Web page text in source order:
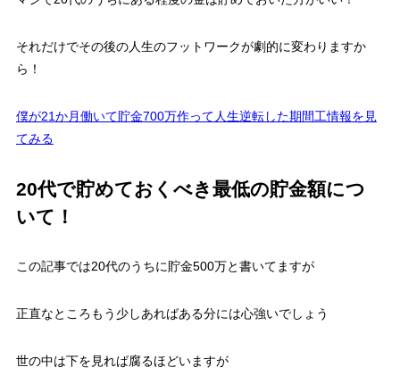
それだけでその後の人生のフットワークが劇的に変わりますか
ら！
僕が21か月働いて貯金700万作って人生逆転した期間工情報を見
てみる
20代で貯めておくべき最低の貯金額につ
いて！
この記事では20代のうちに貯金500万と書いてますが
正直なところもう少しあればある分には心強いでしょう
世の中は下を見れば腐るほどいますが